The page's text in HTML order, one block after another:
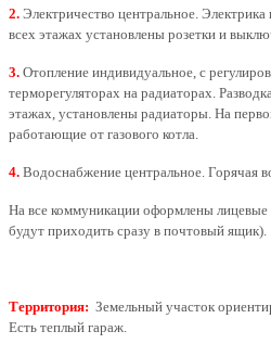
2. Электричество центральное. Электрика
всех этажах установлены розетки и
3. Отопление индивидуальное, с
терморегуляторах на радиаторах.
этажах, установлены радиаторы. На
работающие от газового котла.
4. Водоснабжение центральное. Горячая
На все коммуникации оформлены лицевые
будут приходить сразу в почтовый ящик).
Территория: Земельный участок
Есть теплый гараж.